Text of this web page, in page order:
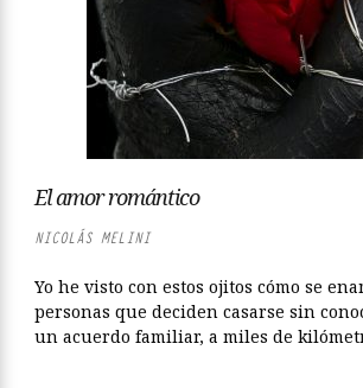
El amor romántico
NICOLÁS MELINI
Yo he visto con estos ojitos cómo se
personas que deciden casarse sin
un acuerdo familiar, a miles de